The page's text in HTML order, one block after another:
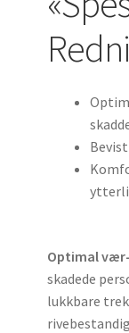
Optimal
skadede
lukkbare